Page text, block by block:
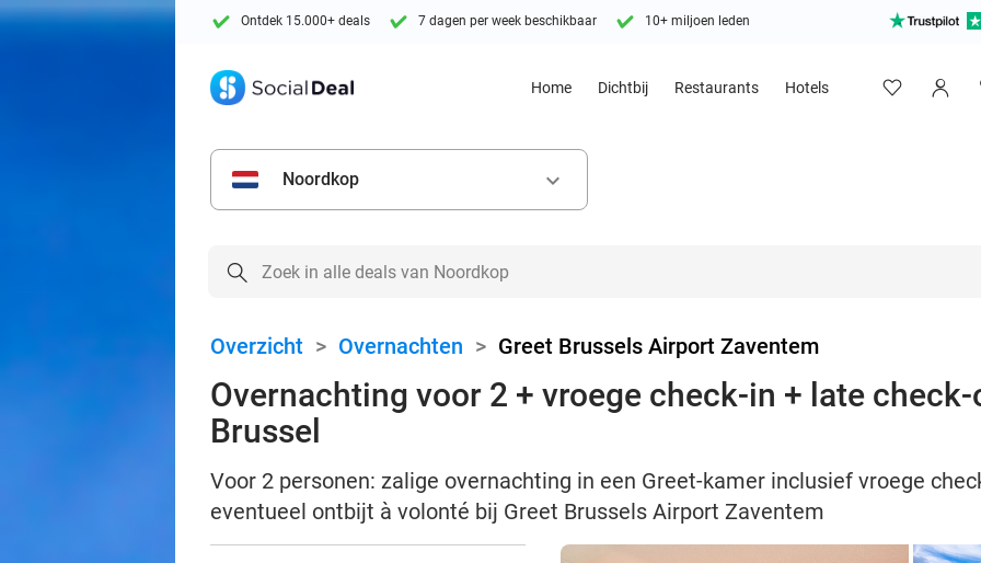
Ontdek 15.000+ deals 7 dagen per week beschikbaar 10+ miljoen leden
Home Dichtbij Restaurants Hotels
Noordkop keyboard_arrow_down
Overzicht > Overnachten > Greet Brussels Airport Zaventem
Overnachting voor 2 + vroege check-in + late
Brussel
Voor 2 personen: zalige overnachting in een Greet-kamer inclusief vroege
eventueel ontbijt à volonté bij Greet Brussels Airport Zaventem